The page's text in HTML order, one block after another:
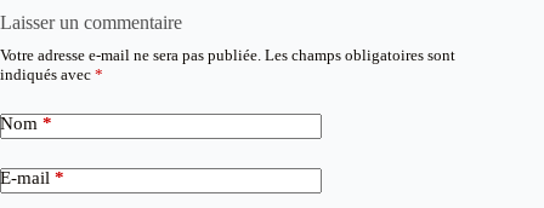
Laisser un commentaire
Votre adresse e-mail ne sera pas publiée. Les champs obligatoires sont
indiqués avec *
Nom *
E-mail *